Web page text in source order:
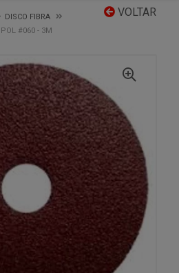
VOLTAR
DISCO FIBRA
#060 - 3M